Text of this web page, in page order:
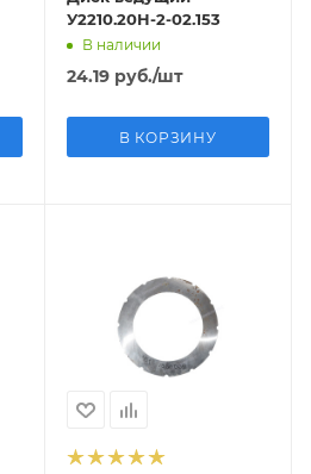
У2210.20Н-2-02.153
В наличии
24.19руб./шт
В КОРЗИНУ